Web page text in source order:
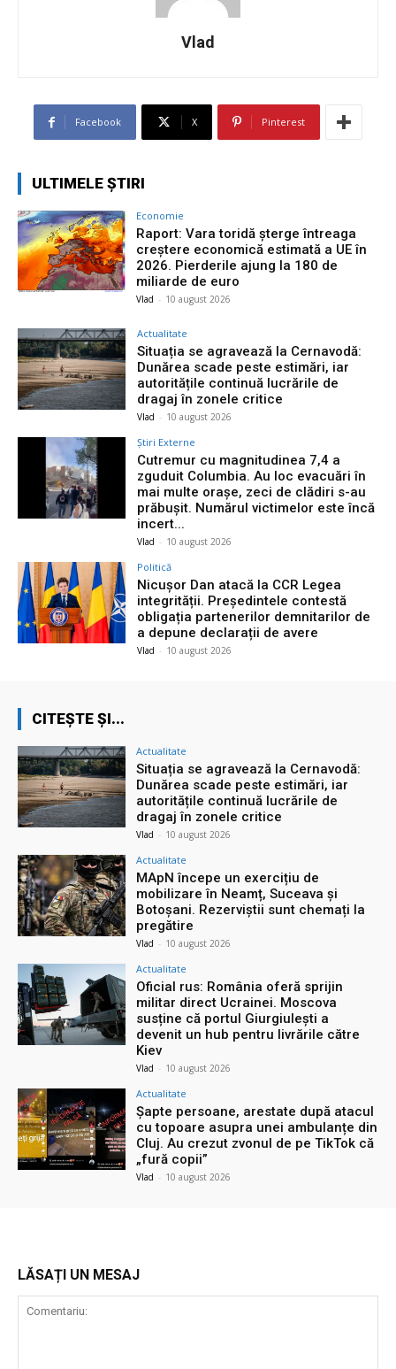
Vlad
Facebook X Pinterest
ULTIMELE ȘTIRI
Economie
Raport: Vara toridă șterge întreaga
creștere economică estimată a UE în
2026. Pierderile ajung la 180 de
miliarde de euro
Vlad - 10 august 2026
Actualitate
Situația se agravează la Cernavodă:
Dunărea scade peste estimări, iar
autoritățile continuă lucrările de
dragaj în zonele critice
Vlad - 10 august 2026
Știri Externe
Cutremur cu magnitudinea 7,4 a
zguduit Columbia. Au loc evacuări în
mai multe orașe, zeci de clădiri s-au
prăbușit. Numărul victimelor este încă
incert...
Vlad - 10 august 2026
Politică
Nicușor Dan atacă la CCR Legea
integrității. Președintele contestă
obligația partenerilor demnitarilor de
a depune declarații de avere
Vlad - 10 august 2026
CITEȘTE ȘI...
Actualitate
Situația se agravează la Cernavodă:
Dunărea scade peste estimări, iar
autoritățile continuă lucrările de
dragaj în zonele critice
Vlad - 10 august 2026
Actualitate
MApN începe un exercițiu de
mobilizare în Neamț, Suceava și
Botoșani. Rezerviștii sunt chemați la
pregătire
Vlad - 10 august 2026
Actualitate
Oficial rus: România oferă sprijin
militar direct Ucrainei. Moscova
susține că portul Giurgiulești a
devenit un hub pentru livrările către
Kiev
Vlad - 10 august 2026
Actualitate
Șapte persoane, arestate după atacul
cu topoare asupra unei ambulanțe din
Cluj. Au crezut zvonul de pe TikTok că
„fură copii”
Vlad - 10 august 2026
LĂSAȚI UN MESAJ